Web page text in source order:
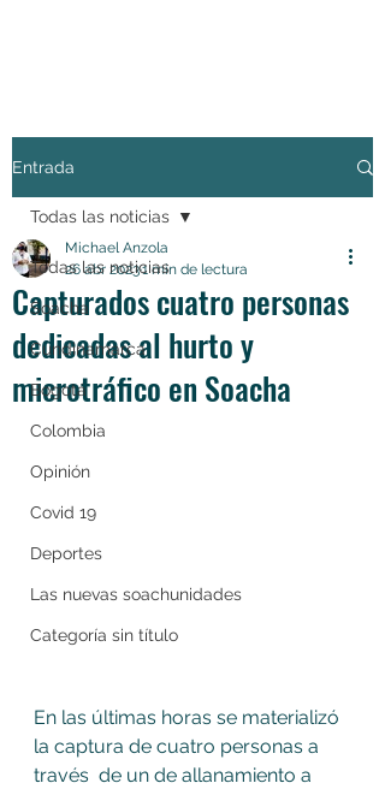
Entrada
Todas las noticias
Soacha
Cundinamarca
Bogotá
Colombia
Opinión
Covid 19
Deportes
Las nuevas soachunidades
Categoría sin título
Todas las noticias
Capturados cuatro personas
dedicadas al hurto y
microtráfico en Soacha
Michael Anzola
26 abr 20231 min de lectura
En las últimas horas se materializó
la captura de cuatro personas a
través  de un de allanamiento a